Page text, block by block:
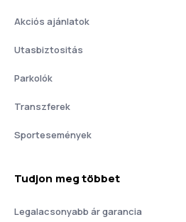
Akciós ajánlatok
Utasbiztositás
Parkolók
Transzferek
Sportesemények
Tudjon meg többet
Legalacsonyabb ár garancia